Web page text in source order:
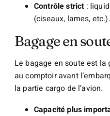
Contrôle strict:
(ciseaux, lames, etc.).
Bagage en
Le bagage en soute est
au comptoir avant
la partie cargo de l’avion.
Capacité plus